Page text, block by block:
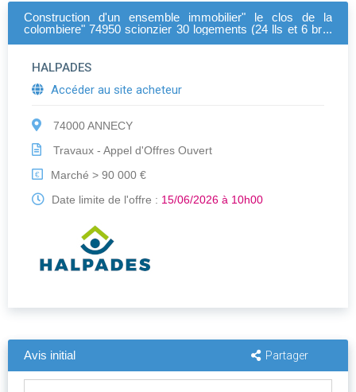
Construction d'un ensemble immobilier" le clos de la
colombiere" 74950 scionzier 30 logements (24 lls et 6 brs)
HALPADES
Accéder au site acheteur
74000 ANNECY
Travaux - Appel d'Offres Ouvert
€
Marché > 90 000 €
Date limite de l'offre : 15/06/2026 à 10h00
Avis initial Partager